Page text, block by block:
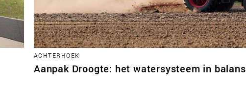
ACHTERHOEK
Aanpak Droogte: het watersysteem in balans